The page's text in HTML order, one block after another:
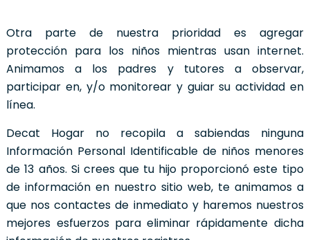
Otra parte de nuestra prioridad es agregar
protección para los niños mientras usan internet.
Animamos a los padres y tutores a observar,
participar en, y/o monitorear y guiar su actividad en
línea.
Decat Hogar no recopila a sabiendas ninguna
Información Personal Identificable de niños menores
de 13 años. Si crees que tu hijo proporcionó este tipo
de información en nuestro sitio web, te animamos a
que nos contactes de inmediato y haremos nuestros
mejores esfuerzos para eliminar rápidamente dicha